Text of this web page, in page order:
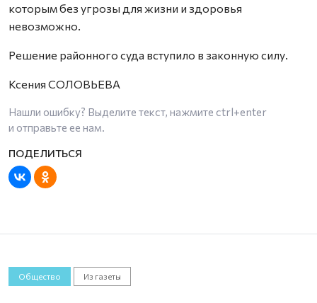
которым без угрозы для жизни и здоровья
невозможно.
Решение районного суда вступило в законную силу.
Ксения СОЛОВЬЕВА
Нашли ошибку? Выделите текст, нажмите ctrl+enter
и отправьте ее нам.
Общество Из газеты